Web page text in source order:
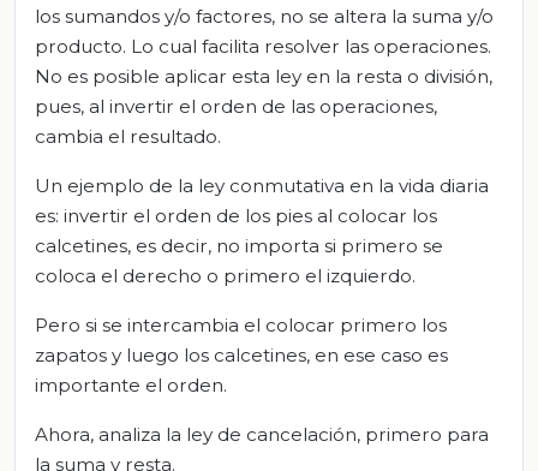
los sumandos y/o factores, no se altera la suma y/o
producto. Lo cual facilita resolver las operaciones.
No es posible aplicar esta ley en la resta o división,
pues, al invertir el orden de las operaciones,
cambia el resultado.
Un ejemplo de la ley conmutativa en la vida diaria
es: invertir el orden de los pies al colocar los
calcetines, es decir, no importa si primero se
coloca el derecho o primero el izquierdo.
Pero si se intercambia el colocar primero los
zapatos y luego los calcetines, en ese caso es
importante el orden.
Ahora, analiza la ley de cancelación, primero para
la suma y resta.